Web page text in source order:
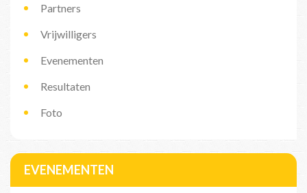
Partners
Vrijwilligers
Evenementen
Resultaten
Foto
EVENEMENTEN